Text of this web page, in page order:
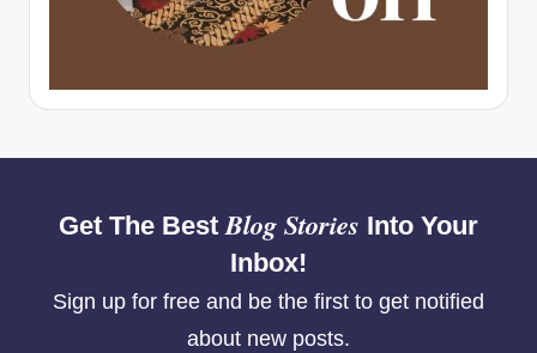
Get The BestBlog Stories Into Your
Inbox!
Sign up for free and be the first to get notified
about new posts.